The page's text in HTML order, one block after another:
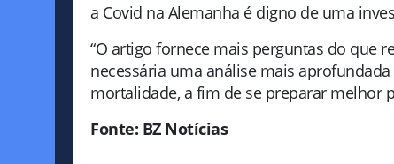
a Covid na Alemanha é digno de uma
“O artigo fornece mais perguntas do que
necessária uma análise mais
mortalidade, a fim de se preparar melhor
Fonte: BZ Notícias